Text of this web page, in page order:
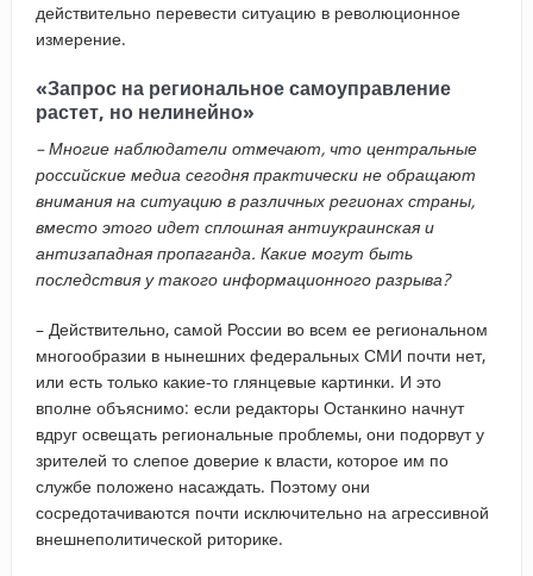
действительно перевести ситуацию в революционное
измерение.
«Запрос на региональное самоуправление
растет, но нелинейно»
–​ Многие наблюдатели отмечают, что центральные
российские медиа сегодня практически не обращают
внимания на ситуацию в различных регионах страны,
вместо этого идет сплошная антиукраинская и
антизападная пропаганда. Какие могут быть
последствия у такого информационного разрыва?
– Действительно, самой России во всем ее региональном
многообразии в нынешних федеральных СМИ почти нет,
или есть только какие-то глянцевые картинки. И это
вполне объяснимо: если редакторы Останкино начнут
вдруг освещать региональные проблемы, они подорвут у
зрителей то слепое доверие к власти, которое им по
службе положено насаждать. Поэтому они
сосредотачиваются почти исключительно на агрессивной
внешнеполитической риторике.